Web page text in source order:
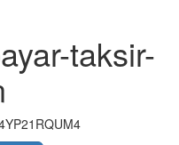
taksir-